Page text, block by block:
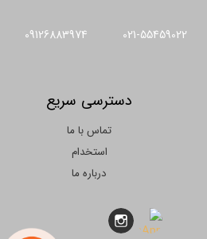
دسترسی سریع
تماس با ما
استخدام
درباره ما